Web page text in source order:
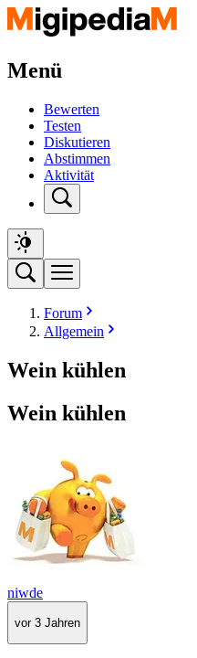
Menü
Bewerten
Testen
Diskutieren
Abstimmen
Aktivität
Forum
Allgemein
Wein kühlen
Wein kühlen
niwde
vor 3 Jahren